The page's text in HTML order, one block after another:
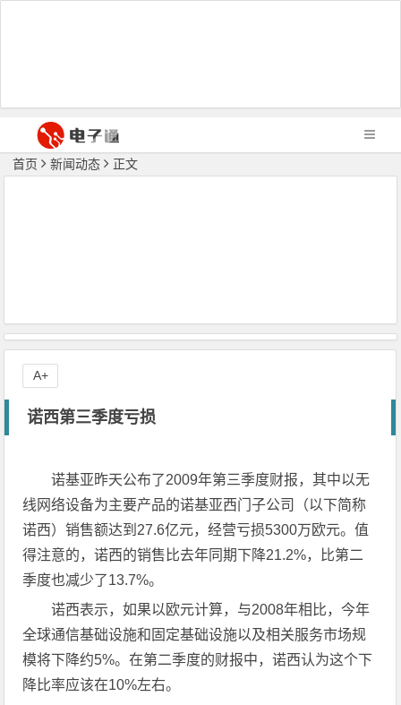
首页 新闻动态 正文
诺西第三季度亏损
诺基亚昨天公布了2009年第三季度财报，其中以无
线网络设备为主要产品的诺基亚西门子公司（以下简称
诺西）销售额达到27.6亿元，经营亏损5300万欧元。值
得注意的，诺西的销售比去年同期下降21.2%，比第二
季度也减少了13.7%。
诺西表示，如果以欧元计算，与2008年相比，今年
全球通信基础设施和固定基础设施以及相关服务市场规
模将下降约5%。在第二季度的财报中，诺西认为这个下
降比率应该在10%左右。
A+